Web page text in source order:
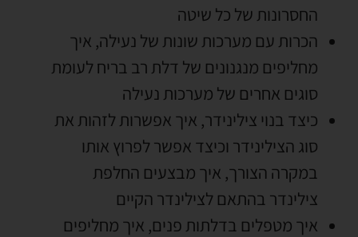
החסרונות של כל שיטה
הכרות עם מערכות שונות של נעילה, איך
מחליפים מנגנונים של דלת רב בריח לעומת
סוגים אחרים של מערכות נעילה
כיצד בנוי צילינידר, איך אפשרות לזהות את
סוג הצילינידר וכיצד אפשר לפרוץ אותו
במקרה הצורך, איך מבצעים החלפת
צילינדר בהתאם לצילינדר הקיים
איך מטפלים בדלתות פנים, איך מחליפים